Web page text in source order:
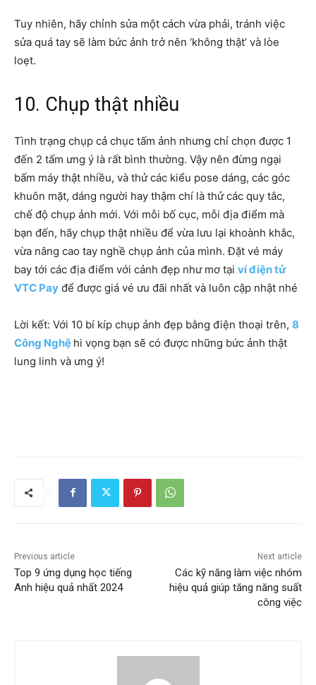
Tuy nhiên, hãy chỉnh sửa một cách vừa phải, tránh việc
sửa quá tay sẽ làm bức ảnh trở nên ‘không thật’ và lòe
loẹt.
10. Chụp thật nhiều
Tình trạng chụp cả chục tấm ảnh nhưng chỉ chọn được 1
đến 2 tấm ưng ý là rất bình thường. Vậy nên đừng ngại
bấm máy thật nhiều, và thử các kiểu pose dáng, các góc
khuôn mặt, dáng người hay thậm chí là thử các quy tắc,
chế độ chụp ảnh mới. Với mỗi bố cục, mỗi địa điểm mà
bạn đến, hãy chụp thật nhiều để vừa lưu lại khoành khắc,
vừa nâng cao tay nghề chụp ảnh của mình. Đặt vé máy
bay tới các địa điểm với cảnh đẹp như mơ tại ví điện tử
VTC Pay để được giá vé ưu đãi nhất và luôn cập nhật nhé
Lời kết: Với 10 bí kíp chụp ảnh đẹp bằng điện thoại trên, 8
Công Nghệ hi vọng bạn sẽ có được những bức ảnh thật
lung linh và ưng ý!
Previous article
Top 9 ứng dụng học tiếng
Anh hiệu quả nhất 2024
Next article
Các kỹ năng làm việc nhóm
hiệu quả giúp tăng năng suất
công việc